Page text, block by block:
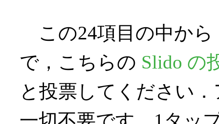
この24項目の中から
で，こちらの Slido の
と投票してください